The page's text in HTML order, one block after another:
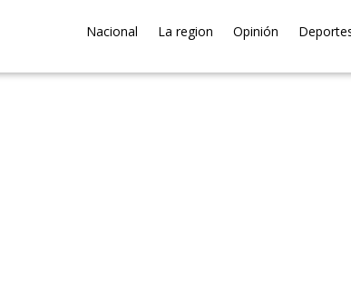
Nacional La region Opinión